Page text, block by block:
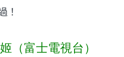
！
（富士電視台）